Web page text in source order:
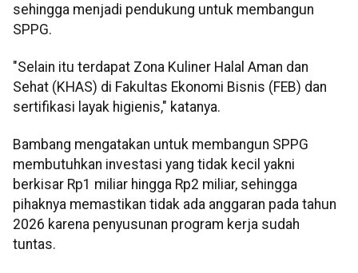
sehingga menjadi pendukung untuk membangun
SPPG.
"Selain itu terdapat Zona Kuliner Halal Aman dan
Sehat (KHAS) di Fakultas Ekonomi Bisnis (FEB) dan
sertifikasi layak higienis," katanya.
Bambang mengatakan untuk membangun SPPG
membutuhkan investasi yang tidak kecil yakni
berkisar Rp1 miliar hingga Rp2 miliar, sehingga
pihaknya memastikan tidak ada anggaran pada tahun
2026 karena penyusunan program kerja sudah
tuntas.